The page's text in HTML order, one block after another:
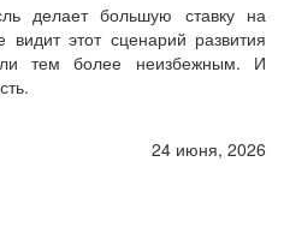
делает большую ставку на
этот сценарий развития
тем более неизбежным. И
24 июня, 2026